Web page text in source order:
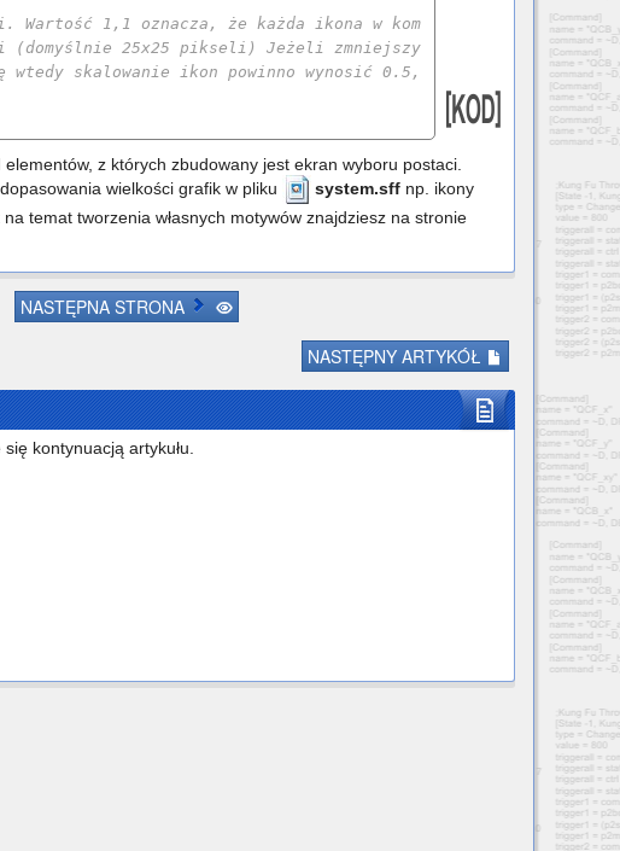
Wartość 1,1 oznacza, że każda ikona w kom
(domyślnie 25x25 pikseli) Jeżeli zmniejszy
wtedy skalowanie ikon powinno wynosić 0.5,
z których zbudowany jest ekran wyboru postaci.
wielkości grafik w pliku
system.sff np. ikony
temat tworzenia własnych motywów znajdziesz na stronie
NASTĘPNA STRONA
NASTĘPNY ARTYKÓŁ
kontynuacją artykułu.